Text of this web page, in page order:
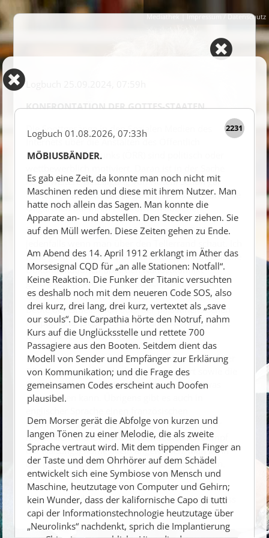
Mediathek|Impressum / Datenschutz
Logbuch01.08.2026, 07:33
MÖBIUSBÄNDER.
Es gab eine Zeit, da konnte man noch nicht mit
Maschinen reden und diese mit ihrem Nutzer. Man
hatte noch allein das Sagen. Man konnte die
Apparate an- und abstellen. Den Stecker ziehen. Sie
auf den Müll werfen. Diese Zeiten gehen zu Ende.
Am Abend des 14. April 1912 erklangt im Äther das
Morsesignal CQD für „an alle Stationen: Notfall“.
Keine Reaktion. Die Funker der Titanic versuchten
es deshalb noch mit dem neueren Code SOS, also
drei kurz, drei lang, drei kurz, vertextet als „save
our souls“. Die Carpathia hörte den Notruf, nahm
Kurs auf die Unglücksstelle und rettete 700
Passagiere aus den Booten. Seitdem dient das
Modell von Sender und Empfänger zur Erklärung
von Kommunikation; und die Frage des
gemeinsamen Codes erscheint auch Doofen
plausibel.
Dem Morser gerät die Abfolge von kurzen und
langen Tönen zu einer Melodie, die als zweite
Sprache vertraut wird. Mit dem tippenden Finger an
der Taste und dem Ohrhörer auf dem Schädel
entwickelt sich eine Symbiose von Mensch und
Maschine, heutzutage von Computer und Gehirn;
kein Wunder, dass der kalifornische Capo di tutti
capi der Informationstechnologie heutzutage über
„Neurolinks“ nachdenkt, sprich die Implantierung
2231
KONFRONTATION DER GOTTES-STAATEN.
Die Spottgesänge in den Sozialen Medien des
Internets über die Anstalten des Öffentlich
Rechtlichen Rundfunks (ÖRR) sind politisch oder
keine weitere Beteiligung von Nöten. Schon gar
nicht kann als Alternative gelten, was amerikanische
Oligarchen auf ihren Plattformen abziehen.
Es gibt sie, die intelligente Nutzung des ÖRR,
habe gestern Abend über Stunden zwei französische
Dokumentationen über den Nahostkonflikt
geschaut, auf ARTE, dem deutsch-französischen
Gemeinschaftssender, und fühle mich nicht als
Beute der israelischen oder der palästinensischen
Propaganda. Oder des amerikanischen Hegemon;
das ist ja schon mal was.
Zuvor schon habe ich britische Sichtweisen auf der
BBC und einem Murdoch-Sender studiert sowie die
Sicht von Al Jazeera, der dem Islamismus etwas
abgewinnen kann. Übrigens gibt es auch in
Nachrichtensender. Die Amis nenne ich erst gar
nicht. Niemand ist auf den westdeutschen Sumpf
der Haltungsgnome allein angewiesen. Man kann
das gute alte Dampffernsehen auch klug nutzen.
Ich lerne an den Konflikten Israels mit seinen
Nachbarn und denen der Nachbarn mit Israel, dass
es keine leichte und schon gar keine schnelle
Lösung geben wird, zumal die militärische